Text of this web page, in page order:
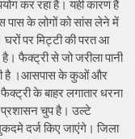
कर रहा है। यही कारण है
के लोगों को सांस लेने में
घरों पर मिट्टी की परत आ
है। फैक्ट्री से जो जरीला पानी
है ।आसपास के कुओं और
फैक्ट्री के बाहर लगातार धरना
प्रशासन चुप है। उल्टे
दर्ज किए जाएंगे। जिला